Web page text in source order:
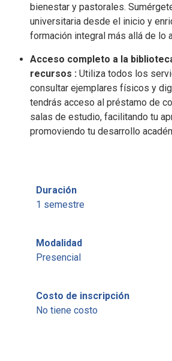
bienestar y pastorales.
universitaria desde el inicio y
formación integral más allá de lo
Acceso completo a la
recursos : Utiliza todos los
consultar ejemplares físicos y
tendrás acceso al préstamo de
salas de estudio, facilitando tu
promoviendo tu desarrollo
Duración
1 semestre
Modalidad
Presencial
Costo de inscripción
No tiene costo